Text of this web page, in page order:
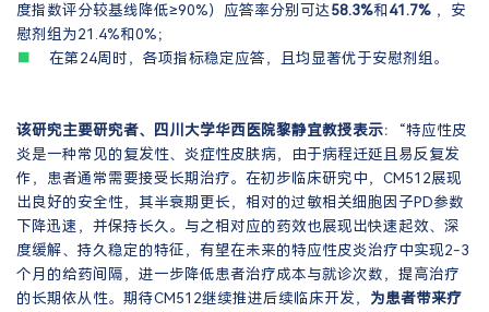
度指数评分较基线降低≥90%）应答率分别可达58.3%和41.7% ，安
慰剂组为21.4%和0%；
■ 在第24周时，各项指标稳定应答，且均显著优于安慰剂组。
该研究主要研究者、四川大学华西医院黎静宜教授表示：“特应性皮
炎是一种常见的复发性、炎症性皮肤病，由于病程迁延且易反复发
作，患者通常需要接受长期治疗。在初步临床研究中，CM512展现
出良好的安全性，其半衰期更长，相对的过敏相关细胞因子PD参数
下降迅速，并保持长久。与之相对应的药效也展现出快速起效、深
度缓解、持久稳定的特征，有望在未来的特应性皮炎治疗中实现2-3
个月的给药间隔，进一步降低患者治疗成本与就诊次数，提高治疗
的长期依从性。期待CM512继续推进后续临床开发， 为患者带来疗